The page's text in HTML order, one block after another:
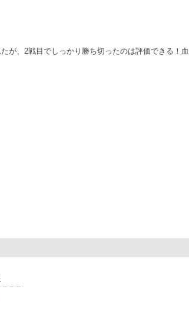
が、2戦目でしっかり勝ち切ったのは評価できる！